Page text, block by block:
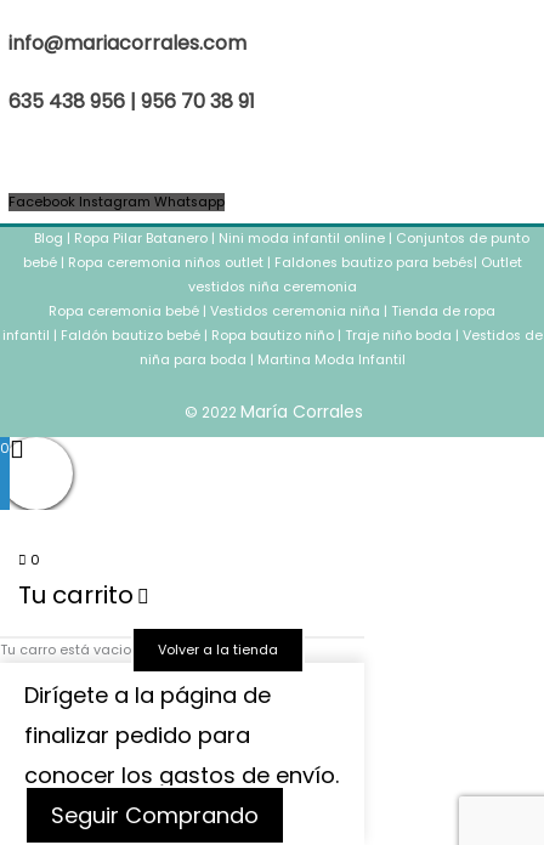
info@mariacorrales.com
635 438 956 | 956 70 38 91
Facebook Instagram Whatsapp
Blog | Ropa Pilar Batanero| Nini moda infantil online | Conjuntos de punto
bebé| Ropa ceremonia niños outlet| Faldones bautizo para bebés| Outlet
vestidos niña ceremonia
Ropa ceremonia bebé | Vestidos ceremonia niña | Tienda de ropa
infantil | Faldón bautizo bebé| Ropa bautizo niño| Traje niño boda | Vestidos de
niña para boda | Martina Moda Infantil
© 2022María Corrales
0
0
Tu carrito
Tu carro está vacio Volver a la tienda
Dirígete a la página de
finalizar pedido para
conocer los gastos de envío.
Seguir Comprando